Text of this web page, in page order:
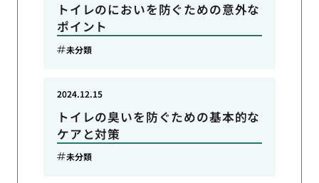
トイレのにおいを防ぐための意外な
ポイント
未分類
トイレの臭いを防ぐための基本的な
ケアと対策
2024.12.15
未分類